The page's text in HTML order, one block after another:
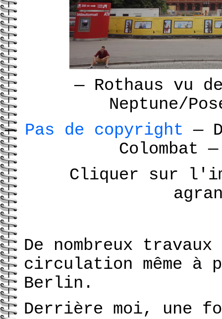
—Rothaus vu
Neptune/
— Pas de copyright—
Colombat—
Cliquer sur
De nombreux
circulation même à
Berlin.
Derrière moi, une